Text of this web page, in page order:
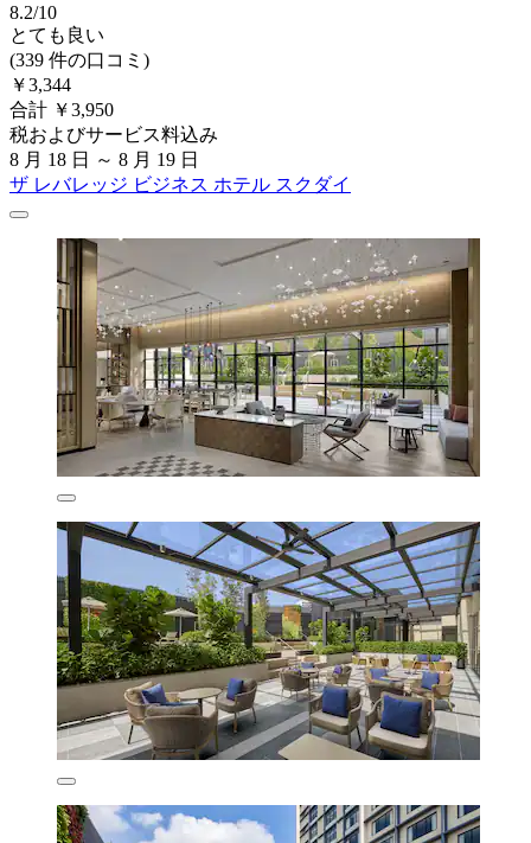
8.2/10
とても良い
(339 件の口コミ)
￥3,344
合計 ￥3,950
税およびサービス料込み
8 月 18 日 ～ 8 月 19 日
ザ レバレッジ ビジネス ホテル スクダイ